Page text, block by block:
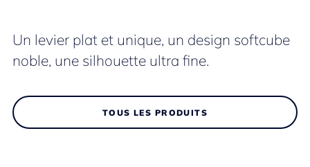
Un levier plat et unique, un design softcube
noble, une silhouette ultra fine.
TOUS LES PRODUITS